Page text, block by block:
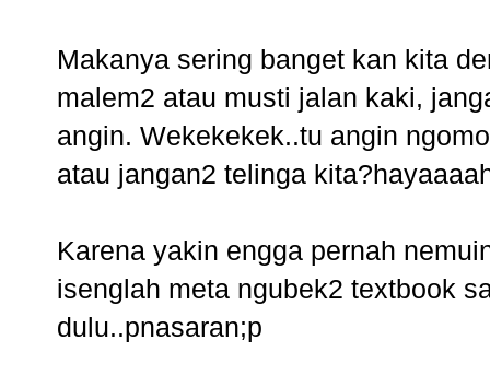
Makanya sering banget kan kita
malem2 atau musti jalan kaki,
angin. Wekekekek..tu angin
atau jangan2 telinga
Karena yakin engga pernah
isenglah meta ngubek2 textbook
dulu..pnasaran;p